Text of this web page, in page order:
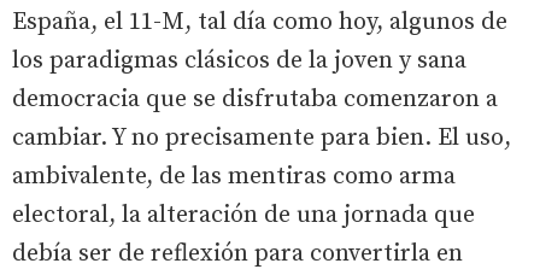
España, el 11-M, tal día como hoy, algunos de
los paradigmas clásicos de la joven y sana
democracia que se disfrutaba comenzaron a
cambiar. Y no precisamente para bien. El uso,
ambivalente, de las mentiras como arma
electoral, la alteración de una jornada que
debía ser de reflexión para convertirla en